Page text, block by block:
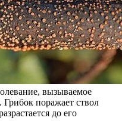
вызываемое
поражает ствол
до его